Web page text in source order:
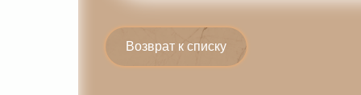
Возврат к списку